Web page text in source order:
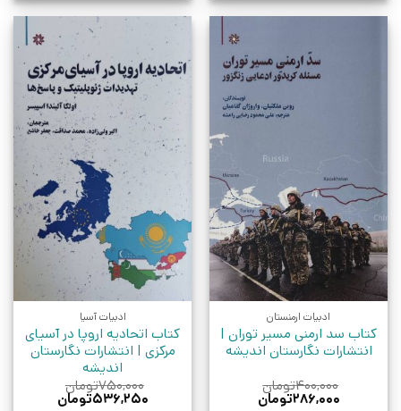
ادبیات ارمنستان
کتاب سد ارمنی مسیر توران |
انتشارات نگارستان اندیشه
۴۰۰,۰۰۰تومان
قیمت
۲۸۶,۰۰۰تومان
ادبیات آسیا
کتاب اتحادیه اروپا در آسیای
مرکزی | انتشارات نگارستان
اندیشه
۷۵۰,۰۰۰تومان
قیمت
۵۳۶,۲۵۰تومان